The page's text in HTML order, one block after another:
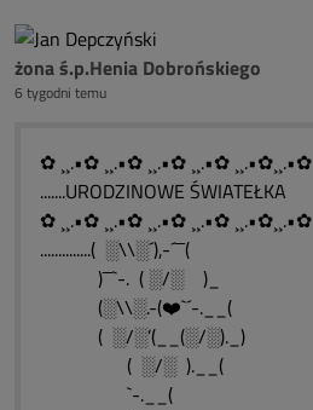
żona ś.p.Henia Dobrońskiego
6 tygodni temu
✿ ¸¸.•✿ ¸¸.•✿ ¸¸.•✿ ¸¸.•✿ ¸¸.•✿¸¸.•✿
.......URODZINOWE ŚWIATEŁKA
✿ ¸¸.•✿ ¸¸.•✿ ¸¸.•✿ ¸¸.•✿ ¸¸.•✿¸¸.•✿
..............( ░\\░´),-´¯¯(
)¯¯`-. ( ░/░ )_
(░\\░.-(❤️`´-.__(
( ░/░’(__(░/░)._)
( ░/░ ).__(
`-.__(